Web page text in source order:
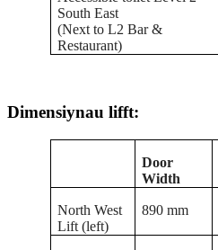
South East
(Next to L2 Bar &
Restaurant)
Dimensiynau lifft:
Door
Width
North West
Lift (left)
890 mm